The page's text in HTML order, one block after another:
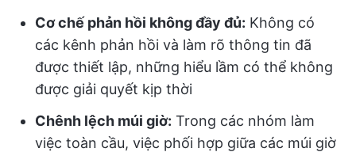
Cơ chế phản hồi không đầy đủ: Không có
các kênh phản hồi và làm rõ thông tin đã
được thiết lập, những hiểu lầm có thể không
được giải quyết kịp thời
Chênh lệch múi giờ: Trong các nhóm làm
việc toàn cầu, việc phối hợp giữa các múi giờ